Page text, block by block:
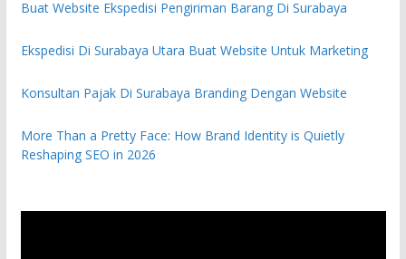
Buat Website Ekspedisi Pengiriman Barang Di Surabaya
Ekspedisi Di Surabaya Utara Buat Website Untuk Marketing
Konsultan Pajak Di Surabaya Branding Dengan Website
More Than a Pretty Face: How Brand Identity is Quietly
Reshaping SEO in 2026